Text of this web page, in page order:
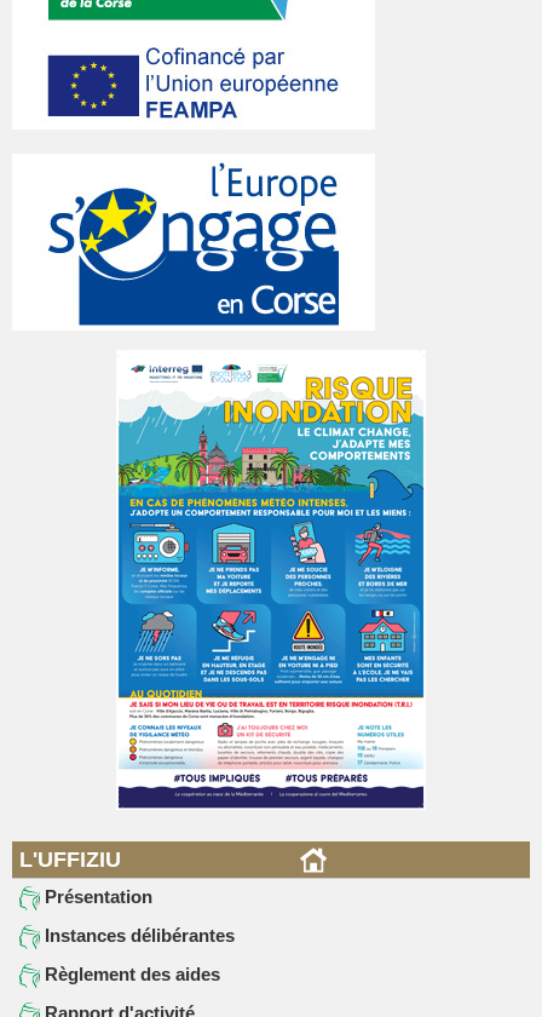
L'UFFIZIU
Présentation
Instances délibérantes
Règlement des aides
Rapport d'activité